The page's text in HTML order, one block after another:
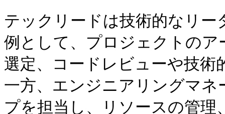
テックリードは技術的なリ
例として、プロジェクトの
選定、コードレビューや技
一方、エンジニアリングマ
プを担当し、リソースの管